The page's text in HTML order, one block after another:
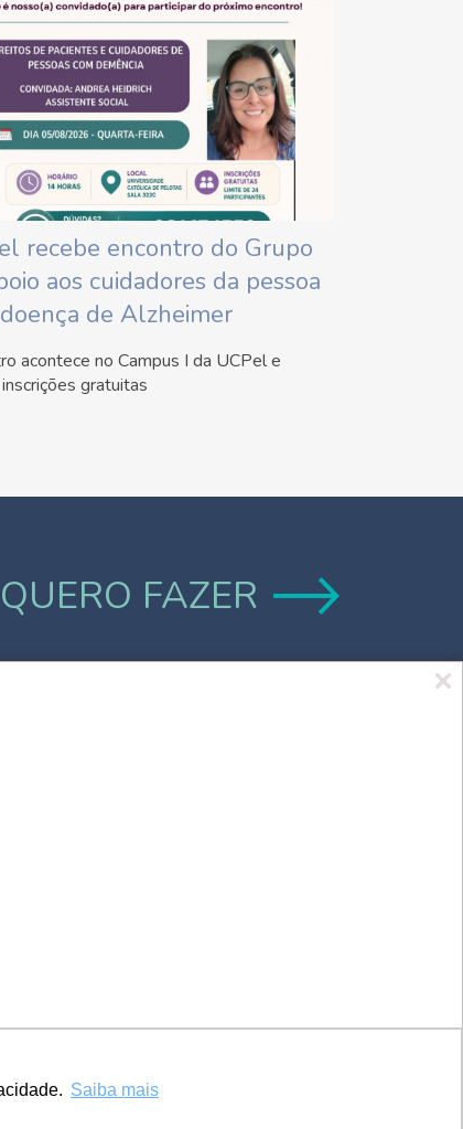
Saiba mais
recebe encontro do Grupo
aos cuidadores da pessoa
de Alzheimer
acontece no Campus I da UCPel e
gratuitas
QUERO FAZER